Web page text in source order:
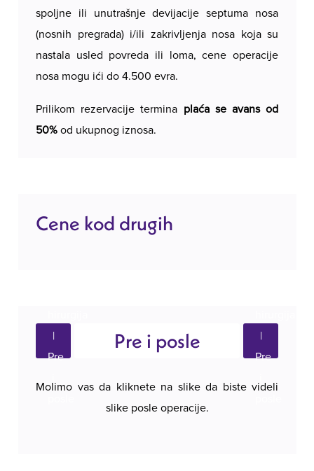
spoljne ili unutrašnje devijacije septuma nosa
(nosnih pregrada) i/ili zakrivljenja nosa koja su
nastala usled povreda ili loma, cene operacije
nosa mogu ići do 4.500 evra.
Prilikom rezervacije termina plaća se avans od
50% od ukupnog iznosa.
Cene kod drugih
Pre i posle
Molimo vas da kliknete na slike da biste videli
slike posle operacije.